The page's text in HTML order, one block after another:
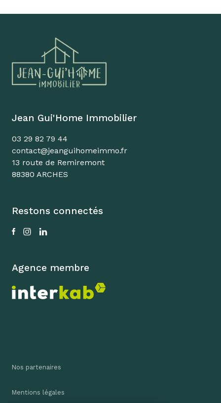
Jean Gui'Home Immobilier
03 29 82 79 44
contact@jeanguihomeimmo.fr
13 route de Remiremont
88380 ARCHES
Restons connectés
Agence membre
Nos partenaires
Mentions légales